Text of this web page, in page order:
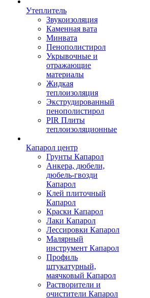
Утеплитель
Звукоизоляция
Каменная вата
Минвата
Пенополистирол
Укрывочные и
отражающие
материалы
Жидкая
теплоизоляция
Экструдированный
пенополистирол
PIR Плиты
теплоизоляционные
Капарол центр
Грунты Капарол
Анкера, дюбели,
дюбель-гвозди
Капарол
Клей плиточный
Капарол
Краски Капарол
Лаки Капарол
Лессировки Капарол
Малярный
инструмент Капарол
Профиль
штукатурный,
маячковый Капарол
Растворители и
очистители Капарол